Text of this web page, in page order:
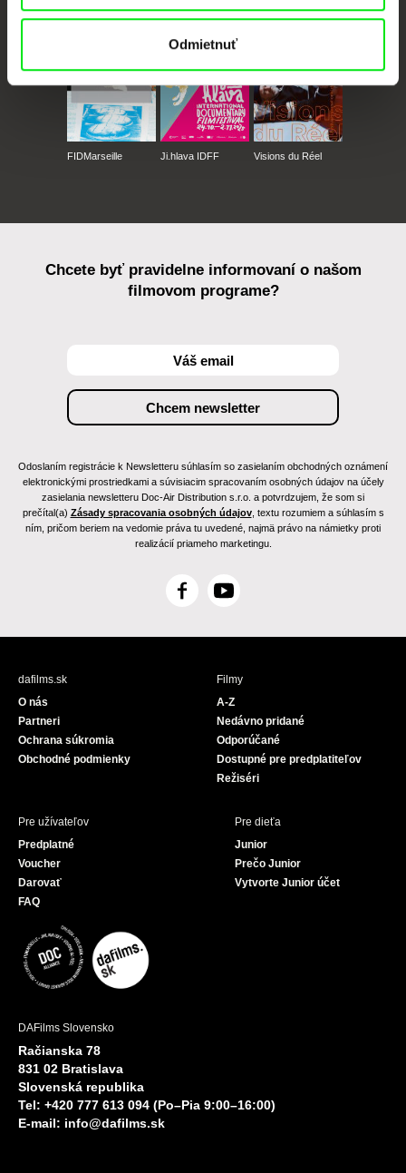
Odmietnuť
FIDMarseille Ji.hlava IDFF Visions du Réel
Chcete byť pravidelne informovaní o našom
filmovom programe?
Odoslaním registrácie k Newsletteru súhlasím so zasielaním obchodných oznámení
elektronickými prostriedkami a súvisiacim spracovaním osobných údajov na účely
zasielania newsletteru Doc-Air Distribution s.r.o. a potvrdzujem, že som si
prečítal(a) Zásady spracovania osobných údajov, textu rozumiem a súhlasím s
ním, pričom beriem na vedomie práva tu uvedené, najmä právo na námietky proti
realizácií priameho marketingu.
F
c
Y
u
e
dafilms.sk
O nás
Partneri
Ochrana súkromia
Obchodné podmienky
Filmy
A-Z
Nedávno pridané
Odporúčané
Dostupné pre predplatiteľov
Režiséri
Pre užívateľov
Predplatné
Voucher
Darovať
FAQ
Pre dieťa
Junior
Prečo Junior
Vytvorte Junior účet
DAFilms Slovensko
Račianska 78
831 02 Bratislava
Slovenská republika
Tel: +420 777 613 094 (Po–Pia 9:00–16:00)
E-mail: info@dafilms.sk